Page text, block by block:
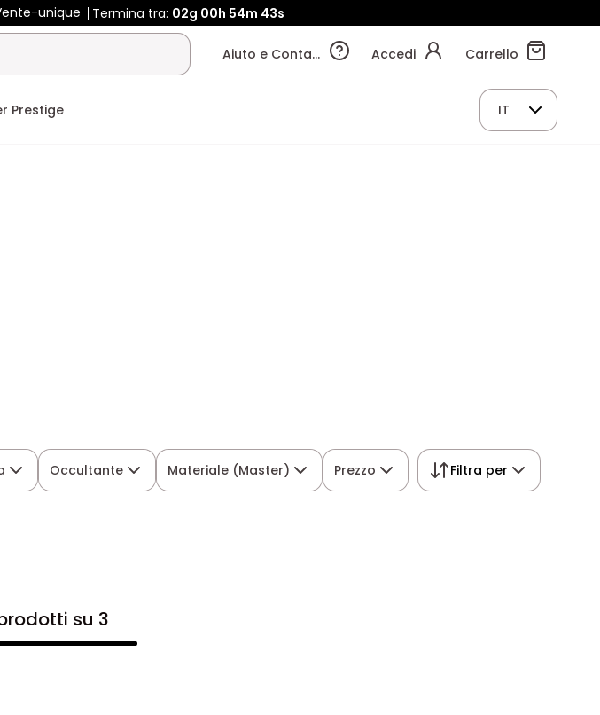
unique Termina tra:02g 00h 54m 41s
Aiuto e Contatti Accedi Carrello
Prestige IT
Occultante Materiale (Master) Prezzo Filtra per
su 3